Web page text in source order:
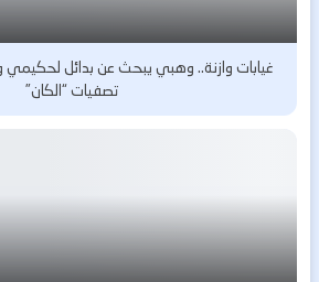
غيابات وازنة.. وهبي يبحث عن بدائل لحكيمي
تصفيات “الكان”